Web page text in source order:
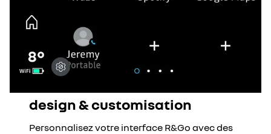
design & customisation
Personnalisez votre interface R&Go avec des